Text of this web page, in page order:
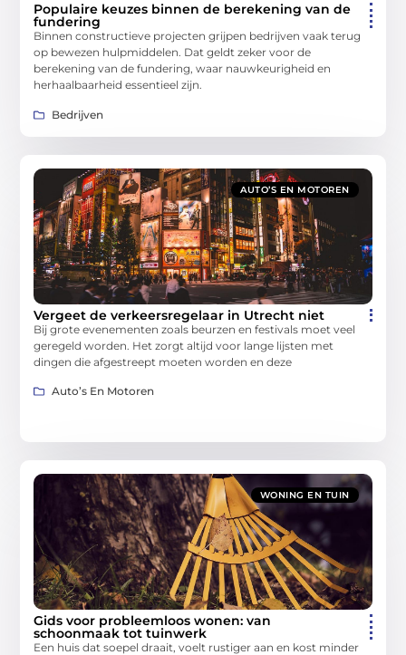
Populaire keuzes binnen de berekening van de
fundering
Binnen constructieve projecten grijpen bedrijven vaak terug
op bewezen hulpmiddelen. Dat geldt zeker voor de
berekening van de fundering, waar nauwkeurigheid en
herhaalbaarheid essentieel zijn.
Bedrijven
AUTO’S EN MOTOREN
Vergeet de verkeersregelaar in Utrecht niet
Bij grote evenementen zoals beurzen en festivals moet veel
geregeld worden. Het zorgt altijd voor lange lijsten met
dingen die afgestreept moeten worden en deze
Auto’s En Motoren
WONING EN TUIN
Gids voor probleemloos wonen: van
schoonmaak tot tuinwerk
Een huis dat soepel draait, voelt rustiger aan en kost minder